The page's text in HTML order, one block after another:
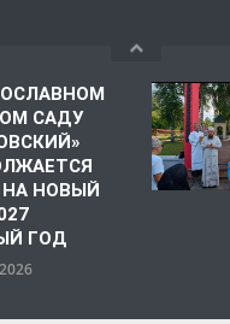
САДУ
НА НОВЫЙ
ГОД